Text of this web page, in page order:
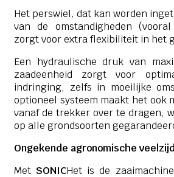
Het perswiel, dat kan worden
van de omstandigheden
zorgt voor extra flexibiliteit in het
Een hydraulische druk van
zaadeenheid zorgt voor
indringing, zelfs in moeilijke
optioneel systeem maakt het ook
vanaf de trekker over te dragen,
op alle grondsoorten
Ongekende agronomische
Met SONICHet is de